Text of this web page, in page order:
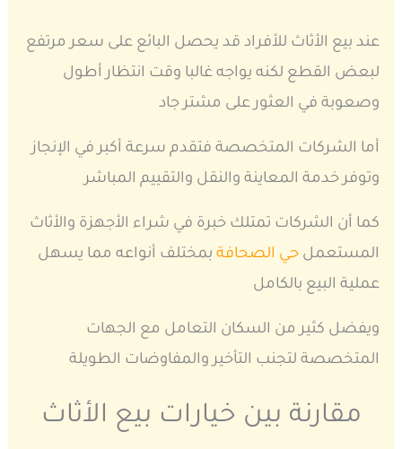
عند بيع الأثاث للأفراد قد يحصل البائع على سعر مرتفع
لبعض القطع لكنه يواجه غالبا وقت انتظار أطول
وصعوبة في العثور على مشتر جاد
أما الشركات المتخصصة فتقدم سرعة أكبر في الإنجاز
وتوفر خدمة المعاينة والنقل والتقييم المباشر
كما أن الشركات تمتلك خبرة في شراء الأجهزة والأثاث
المستعمل حي الصحافةبمختلف أنواعه مما يسهل
عملية البيع بالكامل
ويفضل كثير من السكان التعامل مع الجهات
المتخصصة لتجنب التأخير والمفاوضات الطويلة
مقارنة بين خيارات بيع الأثاث